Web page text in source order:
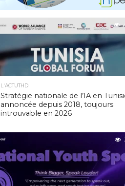
L'ACTUTHD
Stratégie nationale de l’IA en
annoncée depuis 2018, toujours
introuvable en 2026